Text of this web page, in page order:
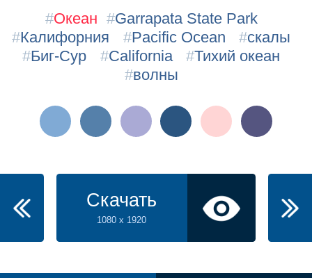
#Океан #Garrapata State Park
#Калифорния #Pacific Ocean #скалы
#Биг-Сур #California #Тихий океан
#волны
Скачать
1080 x 1920